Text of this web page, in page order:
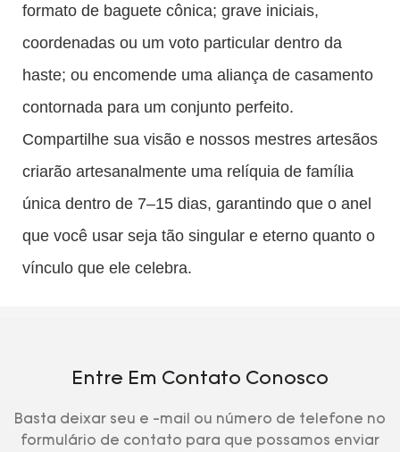
formato de baguete cônica; grave iniciais,
coordenadas ou um voto particular dentro da
haste; ou encomende uma aliança de casamento
contornada para um conjunto perfeito.
Compartilhe sua visão e nossos mestres artesãos
criarão artesanalmente uma relíquia de família
única dentro de 7–15 dias, garantindo que o anel
que você usar seja tão singular e eterno quanto o
vínculo que ele celebra.
Entre Em Contato Conosco
Basta deixar seu e -mail ou número de telefone no
formulário de contato para que possamos enviar